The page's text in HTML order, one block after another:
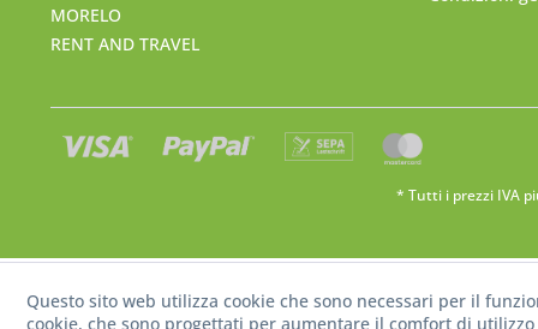
MORELO
RENT AND TRAVEL
* Tutti i prezzi IVA
Questo sito web utilizza cookie che sono necessari per il
cookie, che sono progettati per aumentare il comfort di